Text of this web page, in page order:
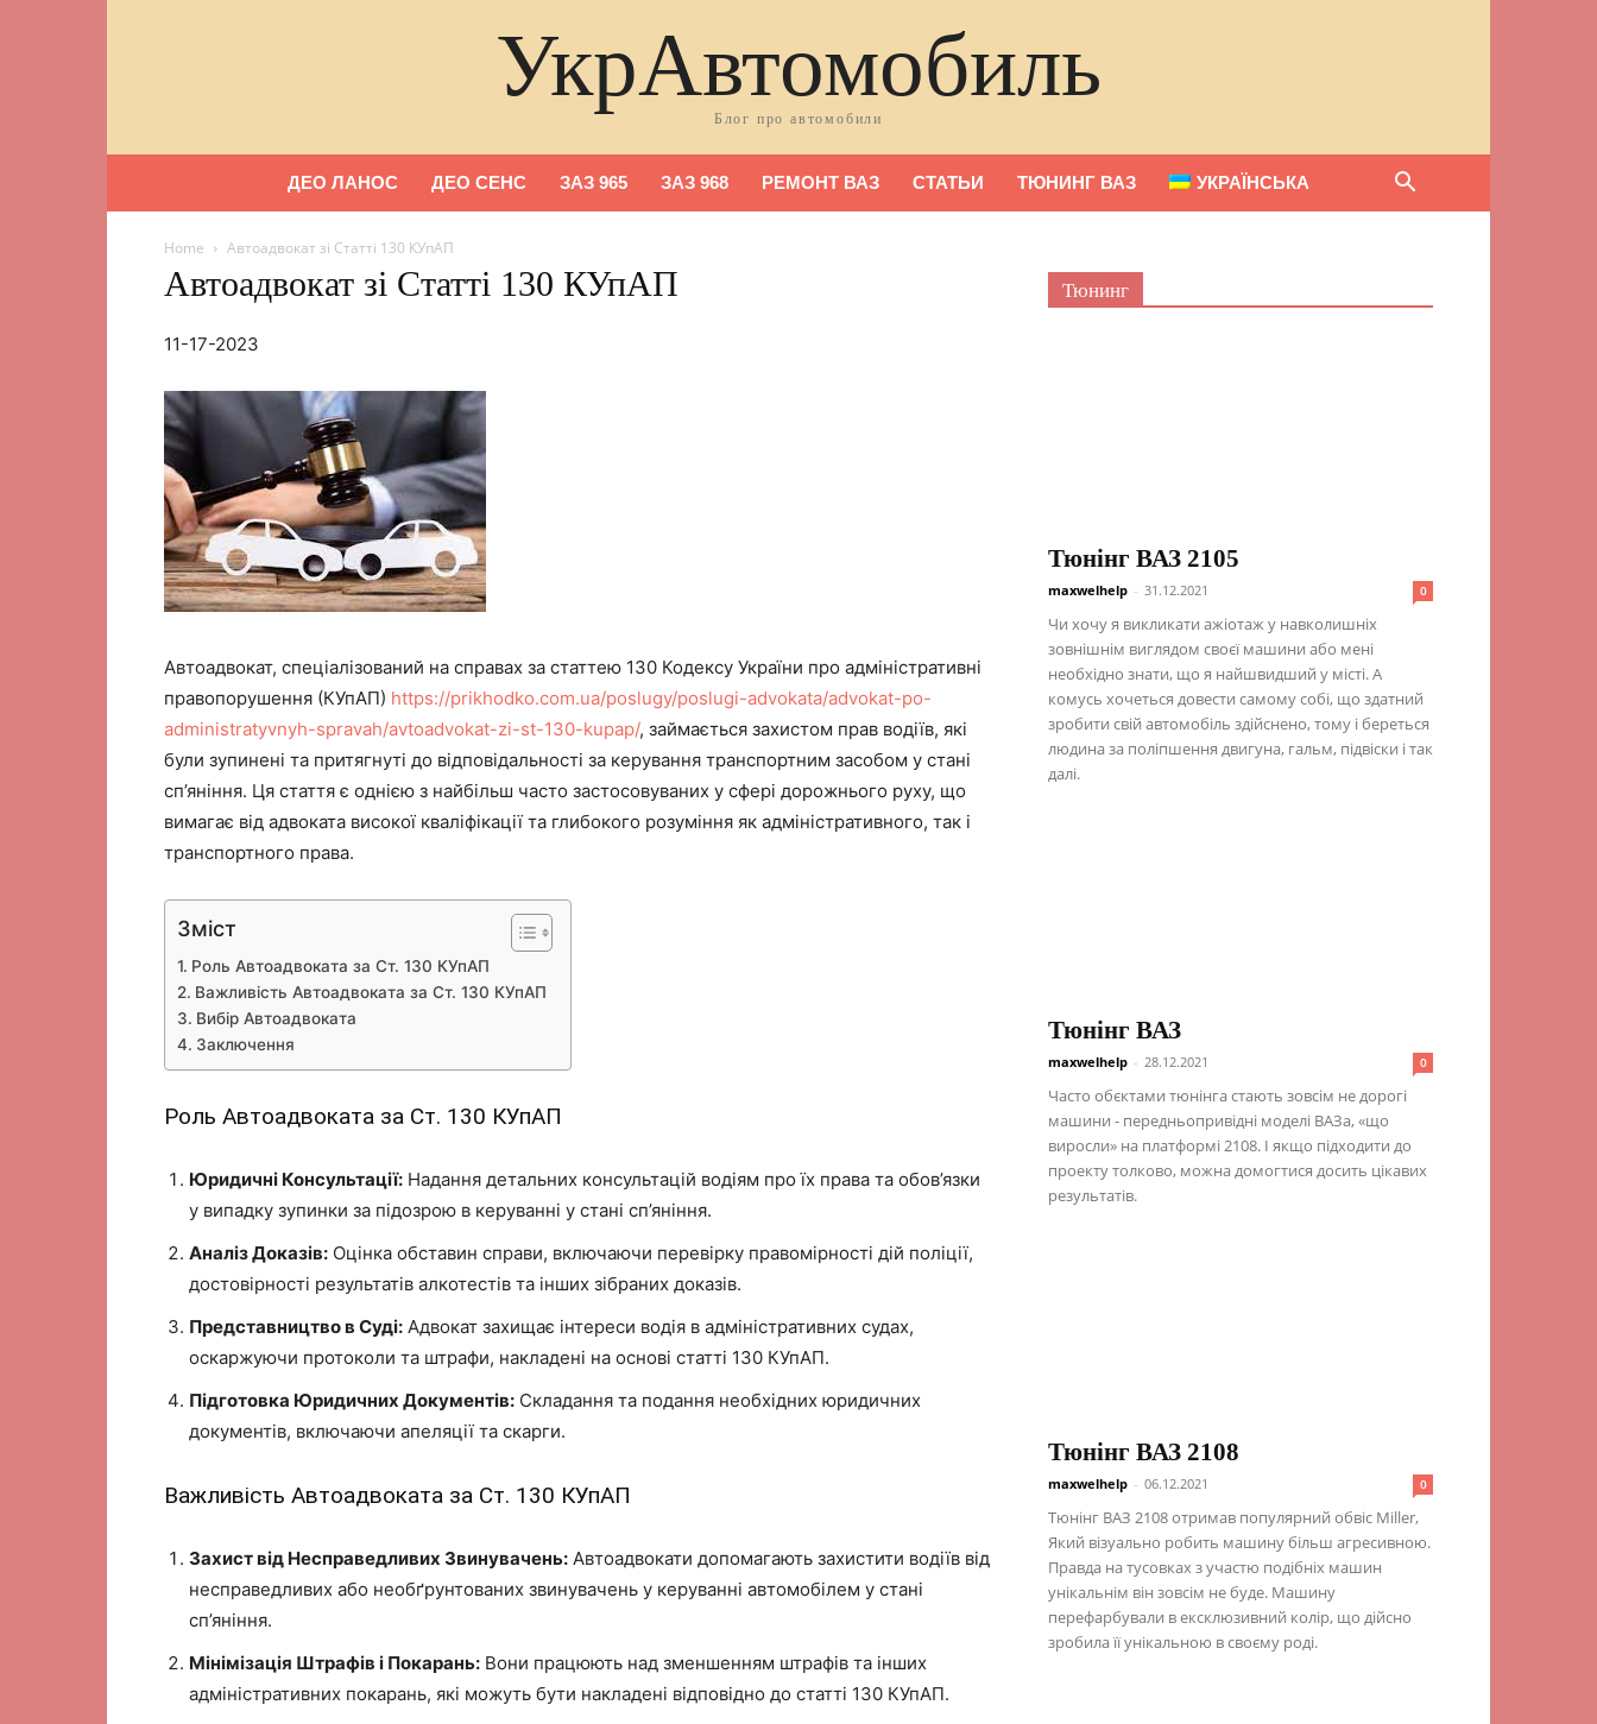
УкрАвтомобиль
Блог про автомобили
ДЕО ЛАНОС ДЕО СЕНС ЗАЗ 965 ЗАЗ 968 РЕМОНТ ВАЗ СТАТЬИ ТЮНИНГ ВАЗ УКРАЇНСЬКА
Home Автоадвокат зі Статті 130 КУпАП
Автоадвокат зі Статті 130 КУпАП
11-17-2023
Автоадвокат, спеціалізований на справах за статтею 130 Кодексу України про адміністративні
правопорушення (КУпАП) https://prikhodko.com.ua/poslugy/poslugi-advokata/advokat-po-
administratyvnyh-spravah/avtoadvokat-zi-st-130-kupap/, займається захистом прав водіїв, які
були зупинені та притягнуті до відповідальності за керування транспортним засобом у стані
сп’яніння. Ця стаття є однією з найбільш часто застосовуваних у сфері дорожнього руху, що
вимагає від адвоката високої кваліфікації та глибокого розуміння як адміністративного, так і
транспортного права.
Зміст
Роль Автоадвоката за Ст. 130 КУпАП
Важливість Автоадвоката за Ст. 130 КУпАП
Вибір Автоадвоката
Заключення
Роль Автоадвоката за Ст. 130 КУпАП
Юридичні Консультації: Надання детальних консультацій водіям про їх права та обов’язки
у випадку зупинки за підозрою в керуванні у стані сп’яніння.
Аналіз Доказів: Оцінка обставин справи, включаючи перевірку правомірності дій поліції,
достовірності результатів алкотестів та інших зібраних доказів.
Представництво в Суді: Адвокат захищає інтереси водія в адміністративних судах,
оскаржуючи протоколи та штрафи, накладені на основі статті 130 КУпАП.
Підготовка Юридичних Документів: Складання та подання необхідних юридичних
документів, включаючи апеляції та скарги.
Важливість Автоадвоката за Ст. 130 КУпАП
Захист від Несправедливих Звинувачень: Автоадвокати допомагають захистити водіїв від
несправедливих або необґрунтованих звинувачень у керуванні автомобілем у стані
сп’яніння.
Мінімізація Штрафів і Покарань: Вони працюють над зменшенням штрафів та інших
адміністративних покарань, які можуть бути накладені відповідно до статті 130 КУпАП.
Тюнинг
Тюнінг ВАЗ 2105
maxwelhelp - 31.12.2021 0
Чи хочу я викликати ажіотаж у навколишніх
зовнішнім виглядом своєї машини або мені
необхідно знати, що я найшвидший у місті. А
комусь хочеться довести самому собі, що здатний
зробити свій автомобіль здійснено, тому і береться
людина за поліпшення двигуна, гальм, підвіски і так
далі.
Тюнінг ВАЗ
maxwelhelp - 28.12.2021 0
Часто обєктами тюнінга стають зовсім не дорогі
машини - передньопривідні моделі ВАЗа, «що
виросли» на платформі 2108. І якщо підходити до
проекту толково, можна домогтися досить цікавих
результатів.
Тюнінг ВАЗ 2108
maxwelhelp - 06.12.2021 0
Тюнінг ВАЗ 2108 отримав популярний обвіс Miller,
Який візуально робить машину більш агресивною.
Правда на тусовках з участю подібніх машин
унікальнім він зовсім не буде. Машину
перефарбували в ексклюзивний колір, що дійсно
зробила її унікальною в своєму роді.